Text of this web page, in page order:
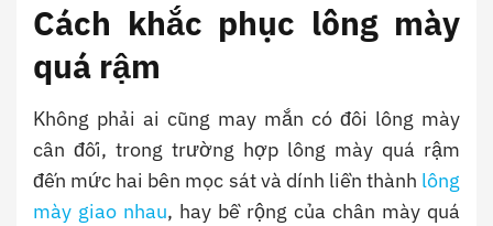
Cách khắc phục lông mày
quá rậm
Không phải ai cũng may mắn có đôi lông mày
cân đối, trong trường hợp lông mày quá rậm
đến mức hai bên mọc sát và dính liền thành lông
mày giao nhau, hay bề rộng của chân mày quá